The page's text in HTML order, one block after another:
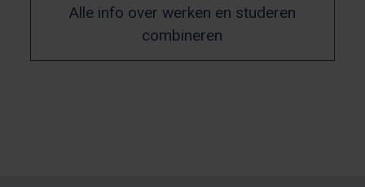
Alle info over werken en studeren
combineren